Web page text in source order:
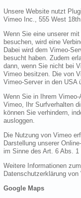
Unsere Website nutzt
Vimeo Inc., 555 West
Wenn Sie eine unserer
besuchen, wird eine
Dabei wird dem Vimeo-
besucht haben. Zudem
dann, wenn Sie nicht bei
Vimeo besitzen. Die von
Vimeo-Server in den USA
Wenn Sie in Ihrem
Vimeo, Ihr Surfverhalten
können Sie verhindern,
ausloggen.
Die Nutzung von Vimeo
Darstellung unserer
im Sinne des Art. 6 Abs. 1
Weitere Informationen
Datenschutzerklärung von
Google Maps